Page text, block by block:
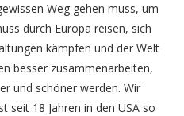
Weg gehen muss, um
durch Europa reisen, sich
kämpfen und der Welt
besser zusammenarbeiten,
und schöner werden. Wir
seit 18 Jahren in den USA so